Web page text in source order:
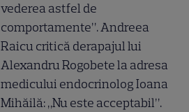
vederea astfel de
comportamente”. Andreea
Raicu critică derapajul lui
Alexandru Rogobete la adresa
medicului endocrinolog Ioana
Mihăilă: „Nu este acceptabil”.